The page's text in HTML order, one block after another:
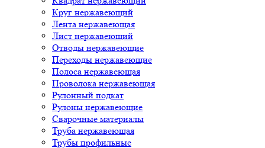
Круг нержавеющий
Лента нержавеющая
Лист нержавеющий
Отводы нержавеющие
Переходы нержавеющие
Полоса нержавеющая
Проволока нержавеющая
Рулонный подкат
Рулоны нержавеющие
Сварочные материалы
Труба нержавеющая
Трубы профильные